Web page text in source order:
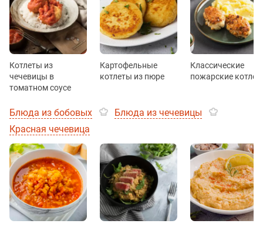
Котлеты из
чечевицы в
томатном соусе
Картофельные
котлеты из пюре
Классические
пожарские
Блюда из бобовых
Блюда из чечевицы
Красная чечевица